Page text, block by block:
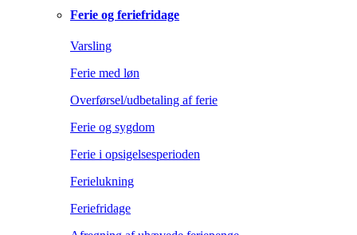
Ferie og feriefridage
Varsling
Ferie med løn
Overførsel/udbetaling af ferie
Ferie og sygdom
Ferie i opsigelsesperioden
Ferielukning
Feriefridage